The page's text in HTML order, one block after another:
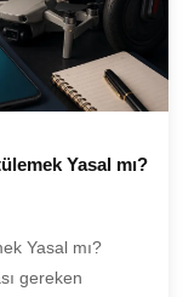
Yasal mı?
Yasal mı?
gereken